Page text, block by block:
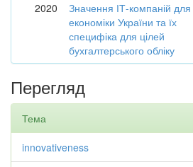
2020
Значення ІТ-компаній для
економіки України та їх
специфіка для цілей
бухгалтерського обліку
Перегляд
Тема
innovativeness